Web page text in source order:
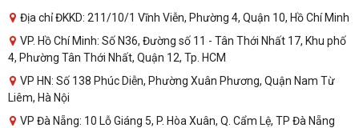
Địa chỉ ĐKKD: 211/10/1 Vĩnh Viễn, Phường 4, Quận 10, Hồ Chí Minh
VP. Hồ Chí Minh: Số N36, Đường số 11 - Tân Thới Nhất 17, Khu phố
4, Phường Tân Thới Nhất, Quận 12, Tp. HCM
VP HN: Số 138 Phúc Diễn, Phường Xuân Phương, Quận Nam Từ
Liêm, Hà Nội
VP Đà Nẵng: 10 Lỗ Giáng 5, P. Hòa Xuân, Q. Cẩm Lệ, TP Đà Nẵng